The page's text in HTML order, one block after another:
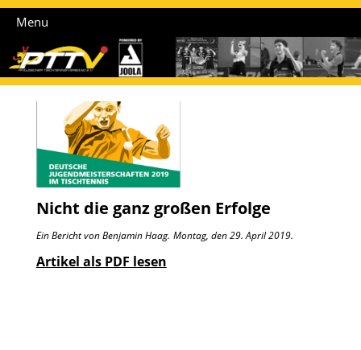
Menu
Nicht die ganz großen Erfolge
Ein Bericht von Benjamin Haag. Montag, den 29. April 2019.
Artikel als PDF lesen